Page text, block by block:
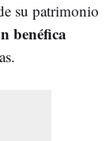
su patrimonio
benéfica